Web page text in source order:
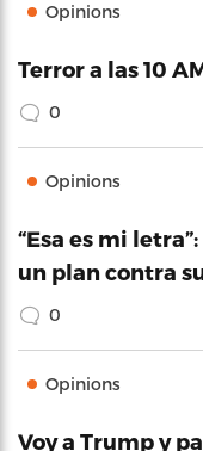
Opinions
Terror a las 10
0
Opinions
“Esa es mi
un plan contra
0
Opinions
Voy a Trump y